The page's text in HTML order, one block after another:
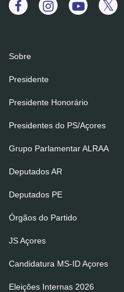
Sobre
Presidente
Presidente Honorário
Presidentes do PS/Açores
Grupo Parlamentar ALRAA
Deputados AR
Deputados PE
Órgãos do Partido
JS Açores
Candidatura MS-ID Açores
Eleições Internas 2026